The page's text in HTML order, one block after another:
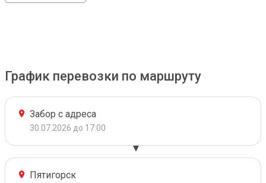
График перевозки по маршруту
Забор с адреса
30.07.2026 до 17:00
Пятигорск